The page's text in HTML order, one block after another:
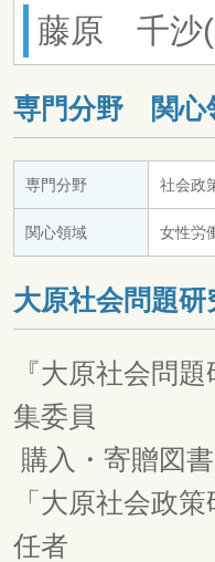
藤原 千沙
専門分野 関心
専門分野 社会政
関心領域 女性労
大原社会問題
『大原社会問
集委員
購入・寄贈図
「大原社会政
任者